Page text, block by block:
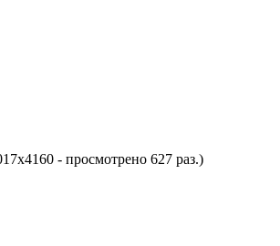
- просмотрено 627 раз.)